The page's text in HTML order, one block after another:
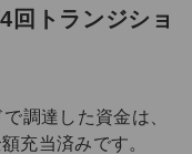
回トランジショ
調達した資金は、
充当済みです。